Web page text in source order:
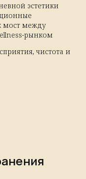
эстетики
мост между
рынком
чистота и